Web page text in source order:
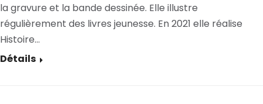
la gravure et la bande dessinée. Elle illustre
régulièrement des livres jeunesse. En 2021 elle réalise
Histoire…
Détails